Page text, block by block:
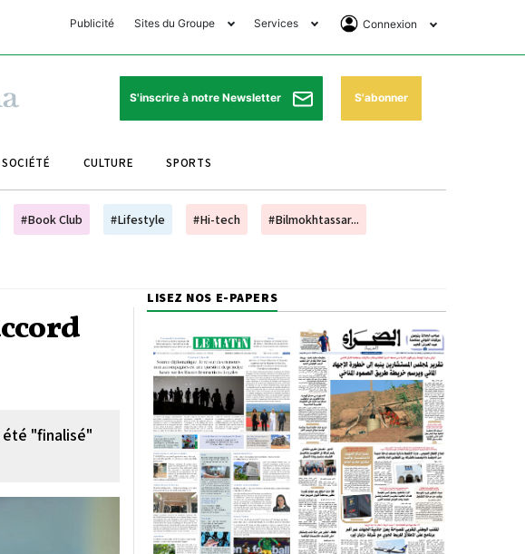
Publicité Sites du Groupe
Club Avantages
Le Matin Sports
Le Matin Store
Le Matin Annonces
Morocco Today Forum
Bookclub
Services
Horaires de prières
Pharmacies de garde
Programme TV
Cinéma
Connexion
Se Connecter
Abonnement
S'inscrire à notre Newsletter S'abonner
SOCIÉTÉ CULTURE SPORTS
#Book Club #Lifestyle #Hi-tech #Bilmokhtassar...
été "finalisé"
LISEZ NOS E-PAPERS